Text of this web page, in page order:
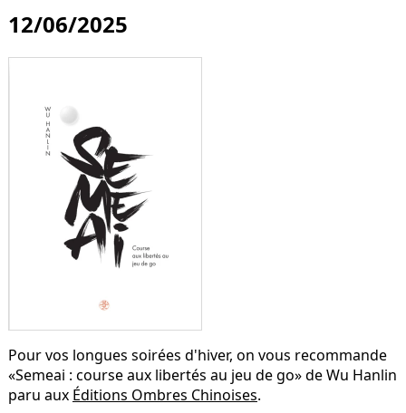
12/06/2025
Pour vos longues soirées d'hiver, on vous recommande
«Semeai : course aux libertés au jeu de go» de Wu Hanlin
paru aux Éditions Ombres Chinoises.